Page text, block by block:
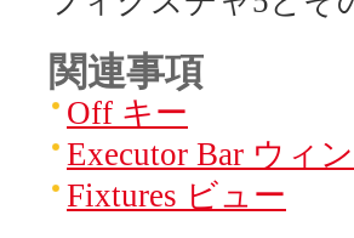
関連事項
Off キー
Executor Bar ウィ
Fixtures ビュー